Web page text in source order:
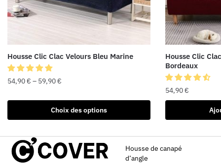
Housse Clic Clac Velours Bleu Marine
54,90€ – 59,90€
Choix des options
Housse Clic
Bordeaux
54,90€
Housse de canapé
d’angle